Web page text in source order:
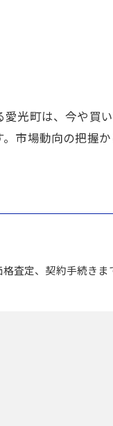
光町は、今や買
市場動向の把握
査定、契約手続き